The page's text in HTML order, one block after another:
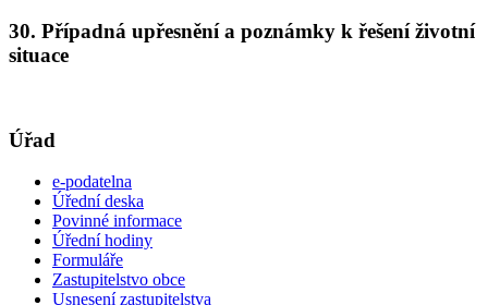
30. Případná upřesnění a poznámky k řešení životní
situace
Úřad
e-podatelna
Úřední deska
Povinné informace
Úřední hodiny
Formuláře
Zastupitelstvo obce
Usnesení zastupitelstva